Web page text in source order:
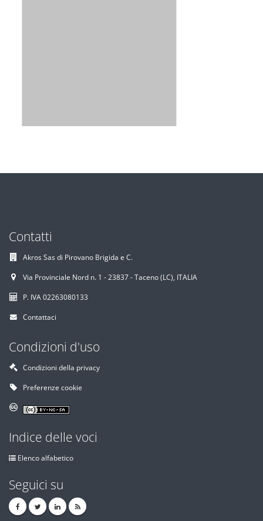
Contatti
Akros Sas di Pirovano Brigida e C.
Via Provinciale Nord n. 1 - 23837 - Taceno (LC), ITALIA
P. IVA 02263080133
Contattaci
Condizioni d'uso
Condizioni della privacy
Preferenze cookie
Indice delle voci
Elenco alfabetico
Seguici su